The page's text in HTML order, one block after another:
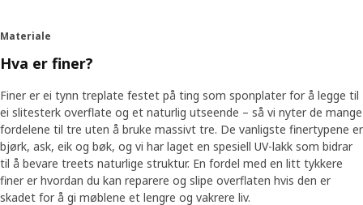
Materiale
Hva er finer?
Finer er ei tynn treplate festet på ting som sponplater for å legge til
ei slitesterk overflate og et naturlig utseende – så vi nyter de mange
fordelene til tre uten å bruke massivt tre. De vanligste finertypene er
bjørk, ask, eik og bøk, og vi har laget en spesiell UV-lakk som bidrar
til å bevare treets naturlige struktur. En fordel med en litt tykkere
finer er hvordan du kan reparere og slipe overflaten hvis den er
skadet for å gi møblene et lengre og vakrere liv.